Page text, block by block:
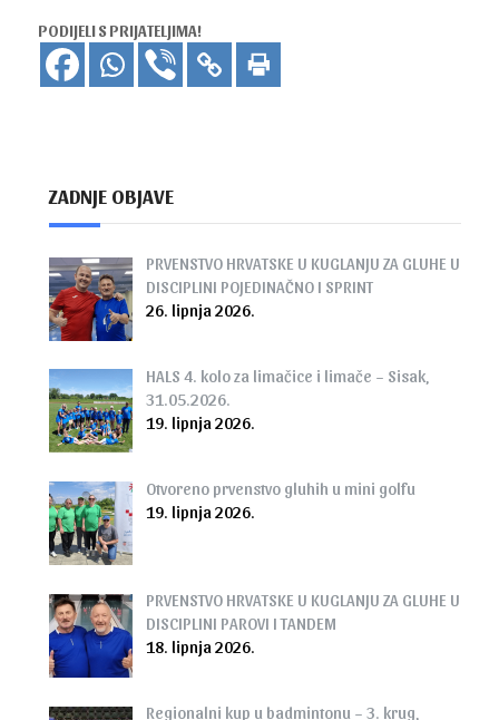
PODIJELI S PRIJATELJIMA!
ZADNJE OBJAVE
PRVENSTVO HRVATSKE U KUGLANJU ZA GLUHE U
DISCIPLINI POJEDINAČNO I SPRINT
26. lipnja 2026.
HALS 4. kolo za limačice i limače – Sisak,
31.05.2026.
19. lipnja 2026.
Otvoreno prvenstvo gluhih u mini golfu
19. lipnja 2026.
PRVENSTVO HRVATSKE U KUGLANJU ZA GLUHE U
DISCIPLINI PAROVI I TANDEM
18. lipnja 2026.
Regionalni kup u badmintonu – 3. krug,